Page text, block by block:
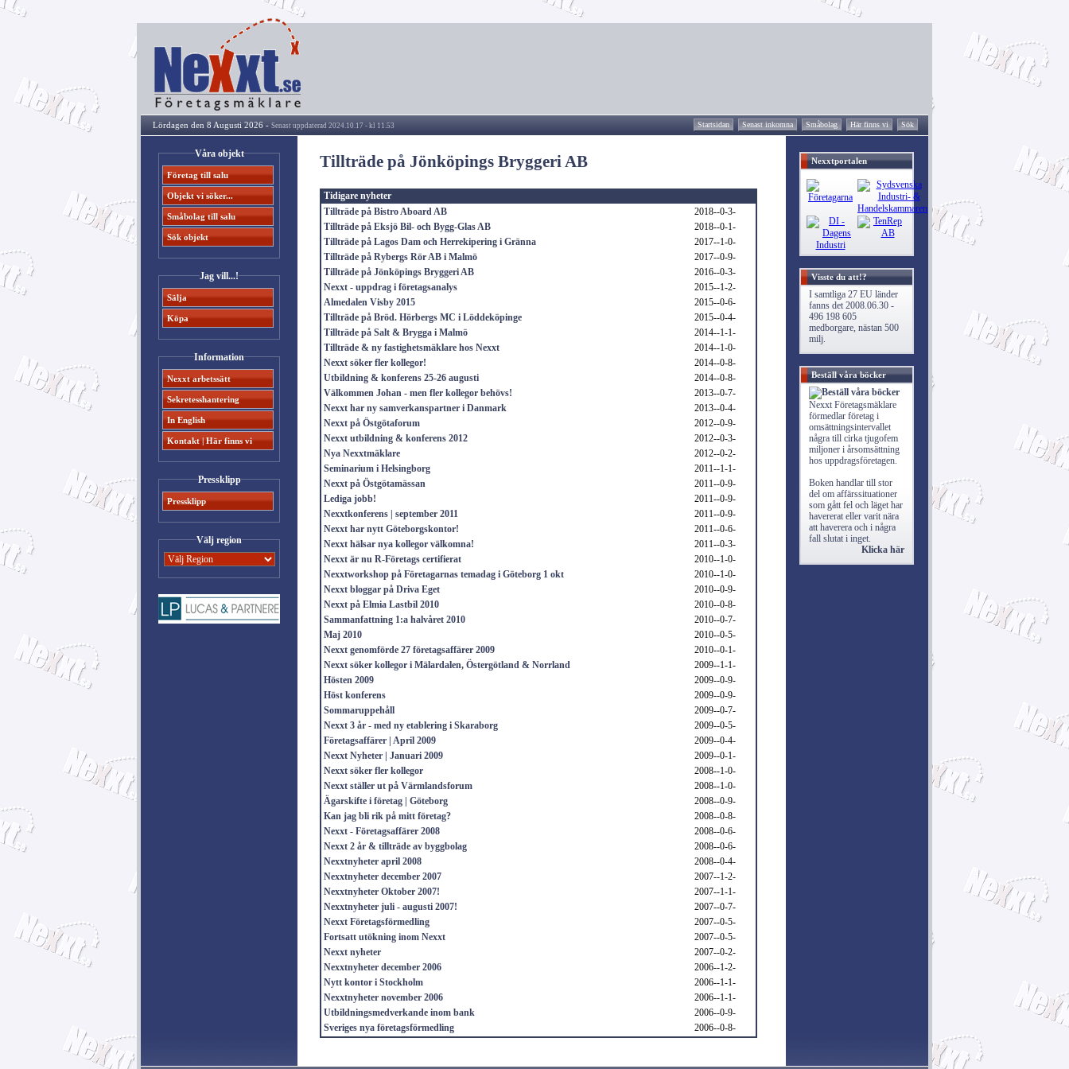
Lördagen den 8 Augusti 2026 - Senast uppdaterad 2024.10.17 - kl 11.53 Startsidan Senast inkomna Småbolag Här finns vi Sök
Våra objekt
Företag till salu
Objekt vi söker...
Småbolag till salu
Sök objekt
Jag vill...!
Sälja
Köpa
Information
Nexxt arbetssätt
Sekretesshantering
In English
Kontakt | Här finns vi
Pressklipp
Pressklipp
Välj region
Tillträde på Jönköpings Bryggeri AB
Tidigare nyheter
Tillträde på Bistro Aboard AB
2018--0-3-
Tillträde på Eksjö Bil- och Bygg-Glas AB
2018--0-1-
Tillträde på Lagos Dam och Herrekipering i Gränna
2017--1-0-
Tillträde på Rybergs Rör AB i Malmö
2017--0-9-
Tillträde på Jönköpings Bryggeri AB
2016--0-3-
Nexxt - uppdrag i företagsanalys
2015--1-2-
Almedalen Visby 2015
2015--0-6-
Tillträde på Bröd. Hörbergs MC i Löddeköpinge
2015--0-4-
Tillträde på Salt & Brygga i Malmö
2014--1-1-
Tillträde & ny fastighetsmäklare hos Nexxt
2014--1-0-
Nexxt söker fler kollegor!
2014--0-8-
Utbildning & konferens 25-26 augusti
2014--0-8-
Välkommen Johan - men fler kollegor behövs!
2013--0-7-
Nexxt har ny samverkanspartner i Danmark
2013--0-4-
Nexxt på Östgötaforum
2012--0-9-
Nexxt utbildning & konferens 2012
2012--0-3-
Nya Nexxtmäklare
2012--0-2-
Seminarium i Helsingborg
2011--1-1-
Nexxt på Östgötamässan
2011--0-9-
Lediga jobb!
2011--0-9-
Nexxtkonferens | september 2011
2011--0-9-
Nexxt har nytt Göteborgskontor!
2011--0-6-
Nexxt hälsar nya kollegor välkomna!
2011--0-3-
Nexxt är nu R-Företags certifierat
2010--1-0-
Nexxtworkshop på Företagarnas temadag i Göteborg 1 okt
2010--1-0-
Nexxt bloggar på Driva Eget
2010--0-9-
Nexxt på Elmia Lastbil 2010
2010--0-8-
Sammanfattning 1:a halvåret 2010
2010--0-7-
Maj 2010
2010--0-5-
Nexxt genomförde 27 företagsaffärer 2009
2010--0-1-
Nexxt söker kollegor i Mälardalen, Östergötland & Norrland
2009--1-1-
Hösten 2009
2009--0-9-
Höst konferens
2009--0-9-
Sommaruppehåll
2009--0-7-
Nexxt 3 år - med ny etablering i Skaraborg
2009--0-5-
Företagsaffärer | April 2009
2009--0-4-
Nexxt Nyheter | Januari 2009
2009--0-1-
Nexxt söker fler kollegor
2008--1-0-
Nexxt ställer ut på Värmlandsforum
2008--1-0-
Ägarskifte i företag | Göteborg
2008--0-9-
Kan jag bli rik på mitt företag?
2008--0-8-
Nexxt - Företagsaffärer 2008
2008--0-6-
Nexxt 2 år & tillträde av byggbolag
2008--0-6-
Nexxtnyheter april 2008
2008--0-4-
Nexxtnyheter december 2007
2007--1-2-
Nexxtnyheter Oktober 2007!
2007--1-1-
Nexxtnyheter juli - augusti 2007!
2007--0-7-
Nexxt Företagsförmedling
2007--0-5-
Fortsatt utökning inom Nexxt
2007--0-5-
Nexxt nyheter
2007--0-2-
Nexxtnyheter december 2006
2006--1-2-
Nytt kontor i Stockholm
2006--1-1-
Nexxtnyheter november 2006
2006--1-1-
Utbildningsmedverkande inom bank
2006--0-9-
Sveriges nya företagsförmedling
2006--0-8-
Nexxtportalen
Visste du att!?
I samtliga 27 EU länder
fanns det 2008.06.30 -
496 198 605
medborgare, nästan 500
milj.
Beställ våra böcker
Nexxt Företagsmäklare
förmedlar företag i
omsättningsintervallet
några till cirka tjugofem
miljoner i årsomsättning
hos uppdragsföretagen.
Boken handlar till stor
del om affärssituationer
som gått fel och läget har
havererat eller varit nära
att haverera och i några
fall slutat i inget.
Klicka här